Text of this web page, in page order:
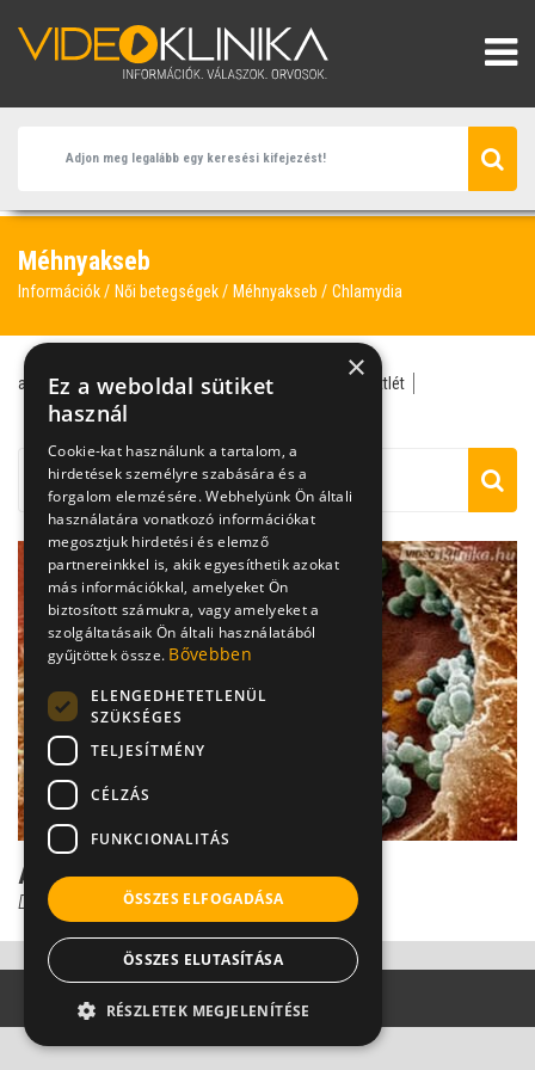
Méhnyakseb
Információk Női betegségek Méhnyakseb Chlamydia
antibiotikum chlamydia
fájdalmas szexuális együttlét
méhnyakseb
A méhszáj-gyulladás három fő oka
Dr. Tisza Tímea
×
Ez a weboldal sütiket
használ
Cookie-kat használunk a tartalom, a
hirdetések személyre szabására és a
forgalom elemzésére. Webhelyünk Ön általi
használatára vonatkozó információkat
megosztjuk hirdetési és elemző
partnereinkkel is, akik egyesíthetik azokat
más információkkal, amelyeket Ön
biztosított számukra, vagy amelyeket a
szolgáltatásaik Ön általi használatából
gyűjtöttek össze. Bővebben
ELENGEDHETETLENÜL
SZÜKSÉGES
TELJESÍTMÉNY
CÉLZÁS
FUNKCIONALITÁS
ÖSSZES ELFOGADÁSA
ÖSSZES ELUTASÍTÁSA
RÉSZLETEK MEGJELENÍTÉSE